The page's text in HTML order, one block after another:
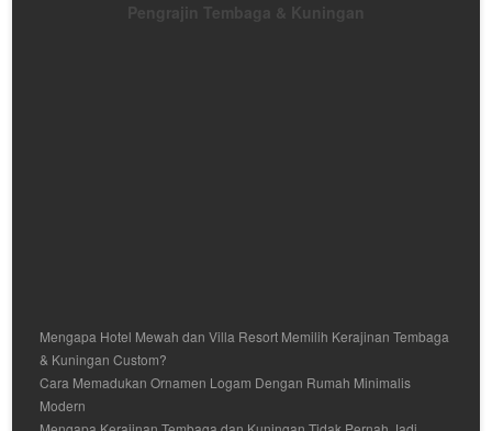
Pengrajin Tembaga & Kuningan
Mengapa Hotel Mewah dan Villa Resort Memilih Kerajinan Tembaga
& Kuningan Custom?
Cara Memadukan Ornamen Logam Dengan Rumah Minimalis
Modern